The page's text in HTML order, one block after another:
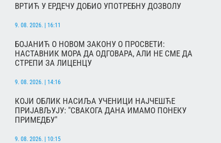
ВРТИЋ У ЕРДЕЧУ ДОБИО УПОТРЕБНУ ДОЗВОЛУ
9. 08. 2026. | 16:11
БОЈАНИЋ О НОВОМ ЗАКОНУ О ПРОСВЕТИ:
НАСТАВНИК МОРА ДА ОДГОВАРА, АЛИ НЕ СМЕ ДА
СТРЕПИ ЗА ЛИЦЕНЦУ
9. 08. 2026. | 14:16
КОЈИ ОБЛИК НАСИЉА УЧЕНИЦИ НАЈЧЕШЋЕ
ПРИЈАВЉУЈУ: "СВАКОГА ДАНА ИМАМО ПОНЕКУ
ПРИМЕДБУ"
9. 08. 2026. | 10:15